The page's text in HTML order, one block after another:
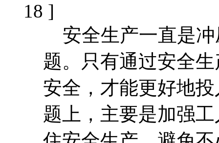
18 ]
安全生产一直是冲
题。只有通过安全
安全，才能更好地
题上，主要是加强